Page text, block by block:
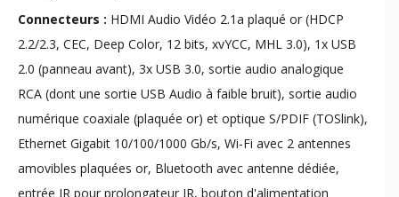
Connecteurs : HDMI Audio Vidéo 2.1a plaqué or (HDCP
2.2/2.3, CEC, Deep Color, 12 bits, xvYCC, MHL 3.0), 1x USB
2.0 (panneau avant), 3x USB 3.0, sortie audio analogique
RCA (dont une sortie USB Audio à faible bruit), sortie audio
numérique coaxiale (plaquée or) et optique S/PDIF (TOSlink),
Ethernet Gigabit 10/100/1000 Gb/s, Wi-Fi avec 2 antennes
amovibles plaquées or, Bluetooth avec antenne dédiée,
entrée IR pour prolongateur IR, bouton d'alimentation